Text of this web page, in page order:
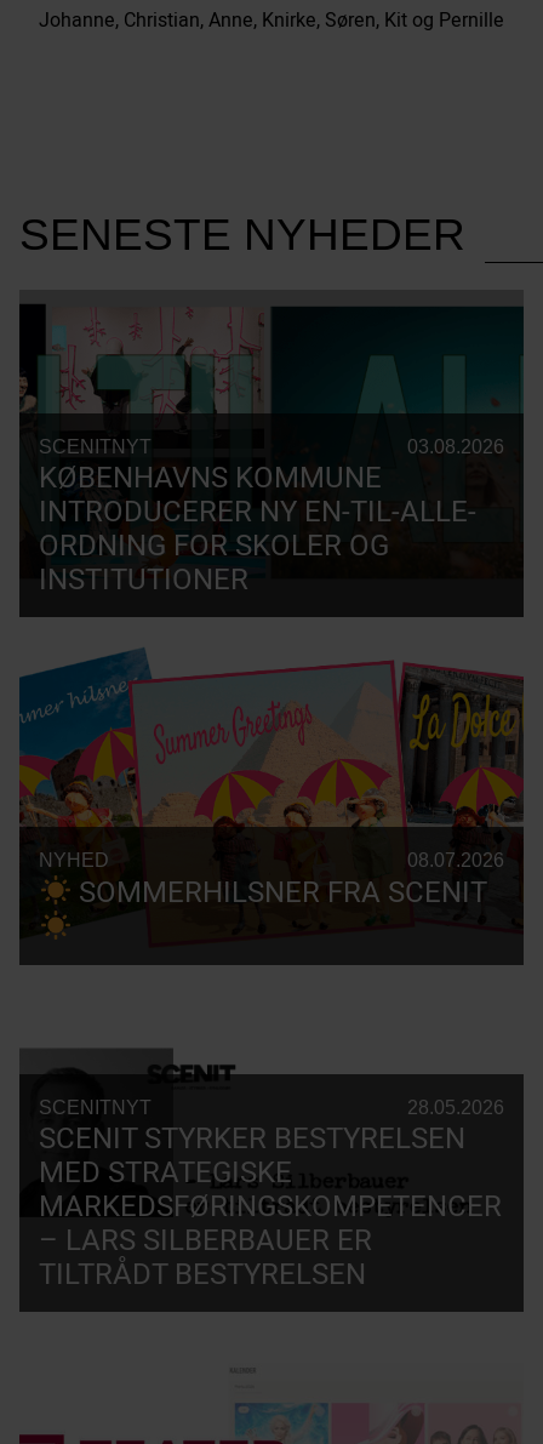
Johanne, Christian, Anne, Knirke, Søren, Kit og Pernille
SENESTE NYHEDER
SCENITNYT 03.08.2026
KØBENHAVNS KOMMUNE
INTRODUCERER NY EN-TIL-ALLE-
ORDNING FOR SKOLER OG
INSTITUTIONER
NYHED 08.07.2026
SOMMERHILSNER FRA SCENIT
SCENITNYT 28.05.2026
SCENIT STYRKER BESTYRELSEN
MED STRATEGISKE
MARKEDSFØRINGSKOMPETENCER
– LARS SILBERBAUER ER
TILTRÅDT BESTYRELSEN